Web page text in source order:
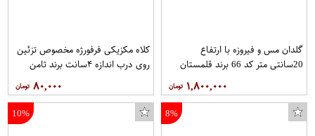
گلدان مس و فیروزه با ارتفاع
20سانتی متر کد 66 برند قلمستان
۱,۸۰۰,۰۰۰
کلاه مکزیکی فرفورژه مخصوص تزئین
روی درب اندازه ۴سانت برند ثامن
۸۰,۰۰۰
8%
10%